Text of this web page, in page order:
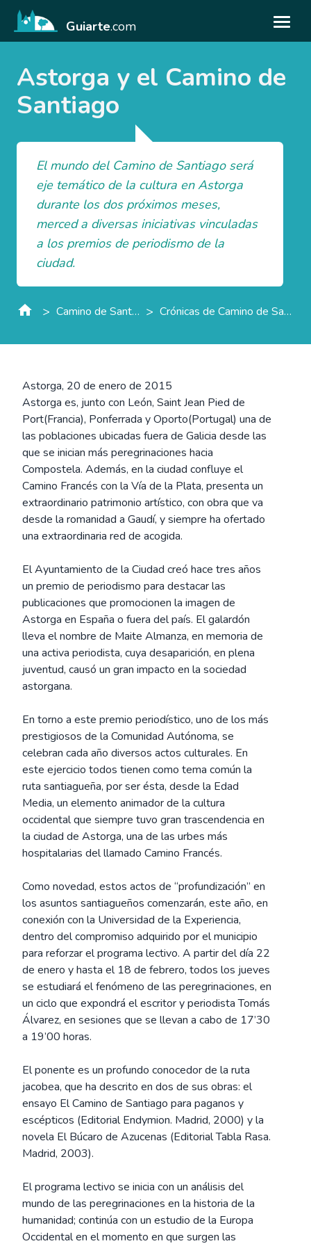
Guiarte.com
Astorga y el Camino de
Santiago
El mundo del Camino de Santiago será
eje temático de la cultura en Astorga
durante los dos próximos meses,
merced a diversas iniciativas vinculadas
a los premios de periodismo de la
ciudad.
> Camino de Santiago > Crónicas de Camino de Santiago
Astorga, 20 de enero de 2015
Astorga es, junto con León, Saint Jean Pied de
Port(Francia), Ponferrada y Oporto(Portugal) una de
las poblaciones ubicadas fuera de Galicia desde las
que se inician más peregrinaciones hacia
Compostela. Además, en la ciudad confluye el
Camino Francés con la Vía de la Plata, presenta un
extraordinario patrimonio artístico, con obra que va
desde la romanidad a Gaudí, y siempre ha ofertado
una extraordinaria red de acogida.
El Ayuntamiento de la Ciudad creó hace tres años
un premio de periodismo para destacar las
publicaciones que promocionen la imagen de
Astorga en España o fuera del país. El galardón
lleva el nombre de Maite Almanza, en memoria de
una activa periodista, cuya desaparición, en plena
juventud, causó un gran impacto en la sociedad
astorgana.
En torno a este premio periodístico, uno de los más
prestigiosos de la Comunidad Autónoma, se
celebran cada año diversos actos culturales. En
este ejercicio todos tienen como tema común la
ruta santiagueña, por ser ésta, desde la Edad
Media, un elemento animador de la cultura
occidental que siempre tuvo gran trascendencia en
la ciudad de Astorga, una de las urbes más
hospitalarias del llamado Camino Francés.
Como novedad, estos actos de “profundización” en
los asuntos santiagueños comenzarán, este año, en
conexión con la Universidad de la Experiencia,
dentro del compromiso adquirido por el municipio
para reforzar el programa lectivo. A partir del día 22
de enero y hasta el 18 de febrero, todos los jueves
se estudiará el fenómeno de las peregrinaciones, en
un ciclo que expondrá el escritor y periodista Tomás
Álvarez, en sesiones que se llevan a cabo de 17’30
a 19’00 horas.
El ponente es un profundo conocedor de la ruta
jacobea, que ha descrito en dos de sus obras: el
ensayo El Camino de Santiago para paganos y
escépticos (Editorial Endymion. Madrid, 2000) y la
novela El Búcaro de Azucenas (Editorial Tabla Rasa.
Madrid, 2003).
El programa lectivo se inicia con un análisis del
mundo de las peregrinaciones en la historia de la
humanidad; continúa con un estudio de la Europa
Occidental en el momento en que surgen las